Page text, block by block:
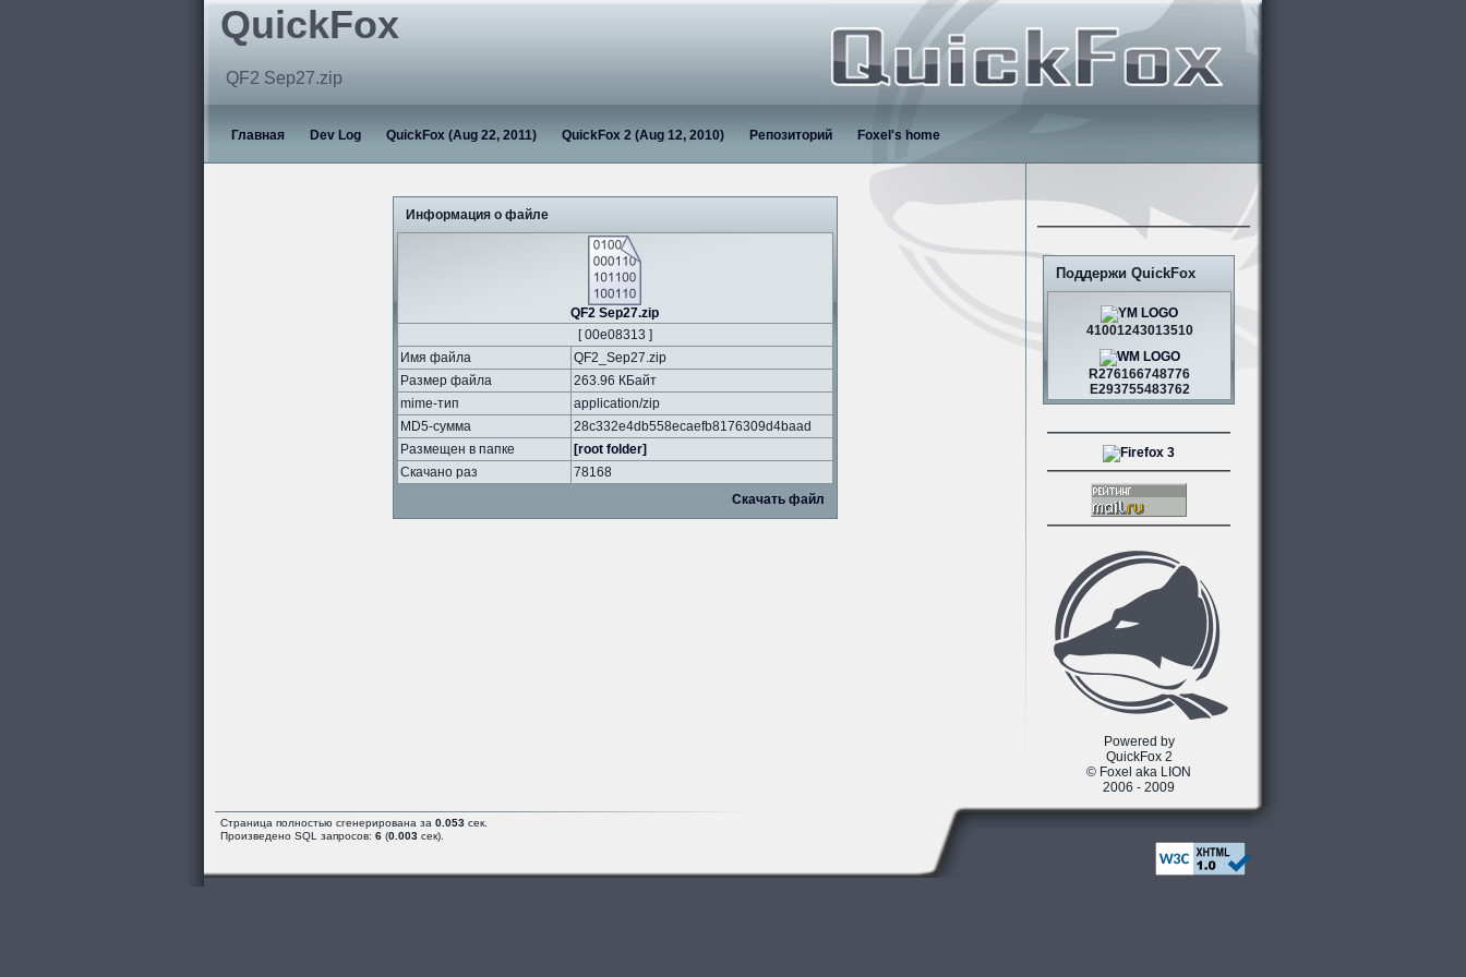
QuickFox
QF2 Sep27.zip
Главная Dev Log QuickFox (Aug 22, 2011) QuickFox 2 (Aug 12, 2010) Репозиторий Foxel's home
Информация о файле
QF2 Sep27.zip
[ 00e08313 ]
Имя файла
QF2_Sep27.zip
Размер файла
263.96 КБайт
mime-тип
application/zip
MD5-сумма
28c332e4db558ecaefb8176309d4baad
Размещен в папке
[root folder]
Скачано раз
78168
Скачать файл
Поддержи QuickFox
41001243013510
R276166748776
E293755483762
Powered by
QuickFox 2
© Foxel aka LION
2006 - 2009
Страница полностью сгенерирована за 0.053 сек.
Произведено SQL запросов: 6 (0.003 сек).